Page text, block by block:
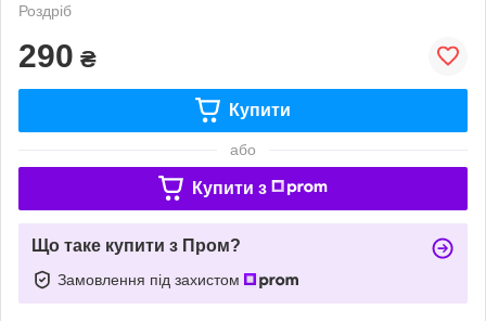
Роздріб
290 ₴
Купити
або
Купити з
Що таке купити з Пром?
Замовлення під захистом